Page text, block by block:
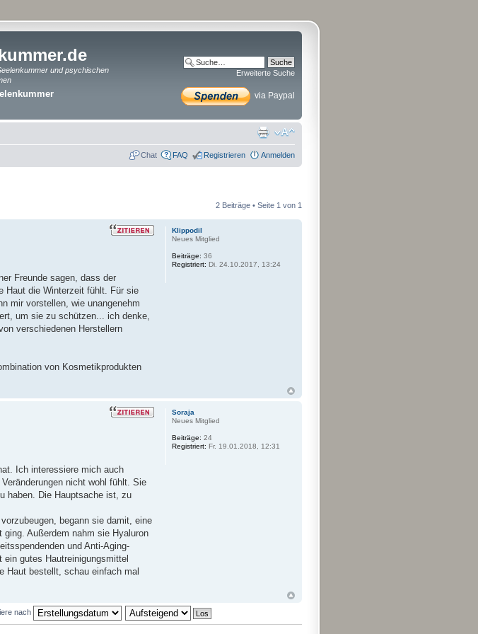
und psychischen
Erweiterte Suche
via Paypal
Chat FAQ Registrieren Anmelden
2 Beiträge • Seite 1 von 1
Freunde sagen, dass der
Haut die Winterzeit fühlt. Für sie
mir vorstellen, wie unangenehm
um sie zu schützen... ich denke,
verschiedenen Herstellern
von Kosmetikprodukten
Klippodil
Neues Mitglied
Beiträge: 36
Registriert: Di. 24.10.2017, 13:24
Ich interessiere mich auch
nicht wohl fühlt. Sie
haben. Die Hauptsache ist, zu
begann sie damit, eine
Außerdem nahm sie Hyaluron
und Anti-Aging-
gutes Hautreinigungsmittel
Haut bestellt, schau einfach mal
Soraja
Neues Mitglied
Beiträge: 24
Registriert: Fr. 19.01.2018, 12:31
nach